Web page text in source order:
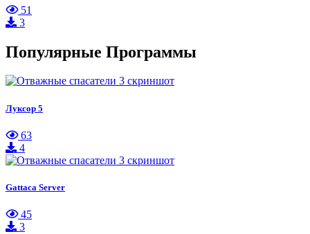
51
3
Популярные Программы
Луксор 5
63
4
Gattaca Server
45
3